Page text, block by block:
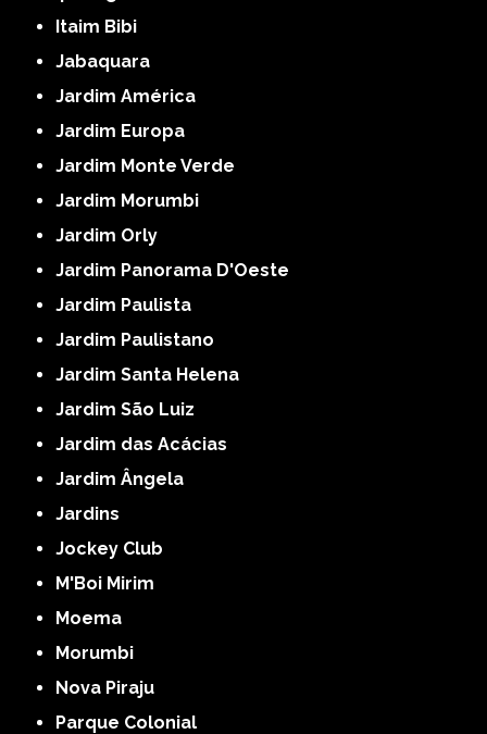
Itaim Bibi
Jabaquara
Jardim América
Jardim Europa
Jardim Monte Verde
Jardim Morumbi
Jardim Orly
Jardim Panorama D'Oeste
Jardim Paulista
Jardim Paulistano
Jardim Santa Helena
Jardim São Luiz
Jardim das Acácias
Jardim Ângela
Jardins
Jockey Club
M'Boi Mirim
Moema
Morumbi
Nova Piraju
Parque Colonial